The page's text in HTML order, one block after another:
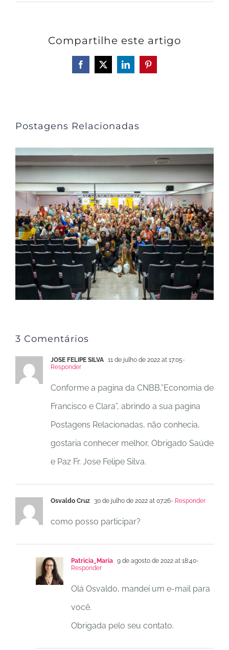
Compartilhe este artigo
Facebook
X LinkedInPinterest
Postagens Relacionadas
3 Comentários
JOSE FELIPE SILVA 11 de julho de 2022 at 17:05-
Responder
Conforme a pagina da CNBB,”Economia de
Francisco e Clara”, abrindo a sua pagina
Postagens Relacionadas, não conhecia,
gostaria conhecer melhor, Obrigado Saúde
e Paz Fr. Jose Felipe Silva.
Osvaldo Cruz 30 de julho de 2022 at 07:26- Responder
como posso participar?
Patricia_Maria 9 de agosto de 2022 at 18:40-
Responder
Olá Osvaldo, mandei um e-mail para
você.
Obrigada pelo seu contato.